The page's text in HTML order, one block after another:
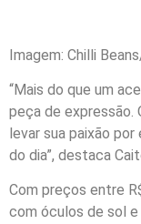
Imagem: Chilli
“Mais do que um
peça de expressão.
levar sua paixão
do dia”, destaca
Com preços entre
com óculos de sol